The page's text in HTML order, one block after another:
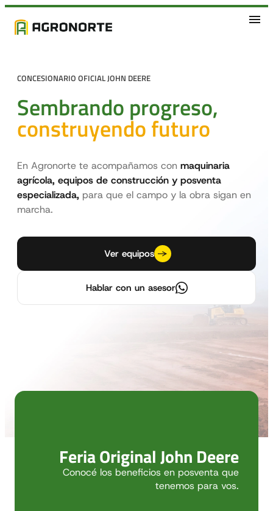
CONCESIONARIO OFICIAL JOHN DEERE
Sembrando progreso,
construyendo futuro
En Agronorte te acompañamos con maquinaria
agrícola, equipos de construcción y posventa
especializada, para que el campo y la obra sigan en
marcha.
Ver equipos
Hablar con un asesor
Feria Original John Deere
Conocé los beneficios en posventa que
tenemos para vos.